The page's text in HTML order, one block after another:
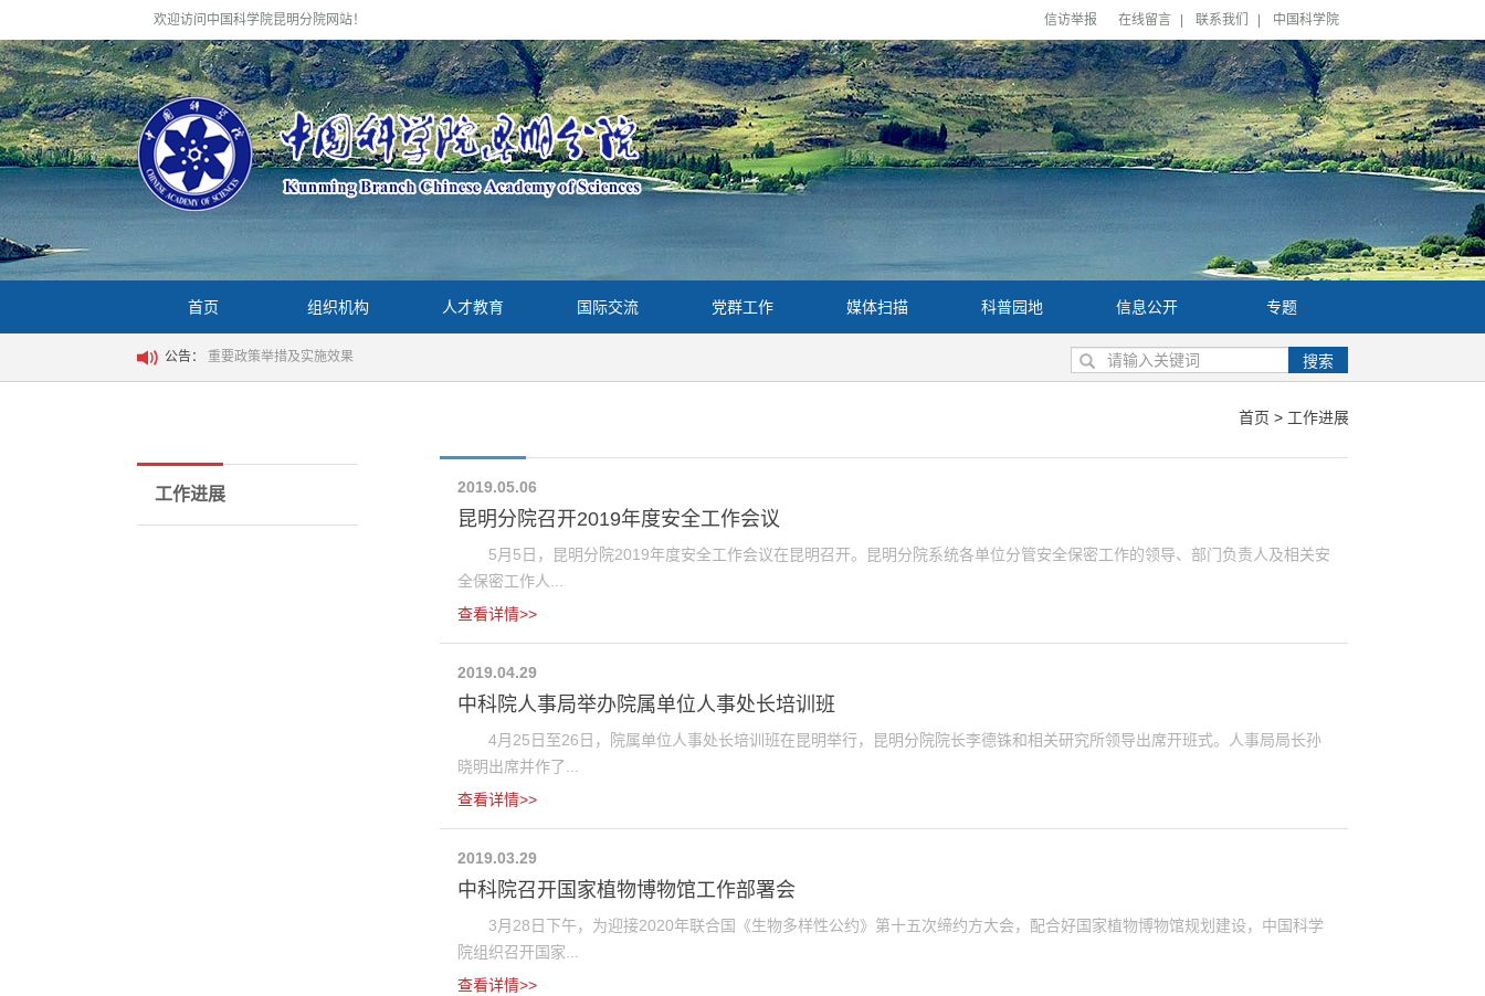
欢迎访问中国科学院昆明分院网站！ 信访举报 在线留言 联系我们 中国科学院
首页 组织机构 人才教育 国际交流 党群工作 媒体扫描 科普园地 信息公开 专题
公告： 重要政策举措及实施效果 搜索
首页 > 工作进展
工作进展 2019.05.06
昆明分院召开2019年度安全工作会议
5月5日，昆明分院2019年度安全工作会议在昆明召开。昆明分院系统各单位分管安全保密工作的领导、部门负责人及相关安
全保密工作人...
查看详情>>
2019.04.29
中科院人事局举办院属单位人事处长培训班
4月25日至26日，院属单位人事处长培训班在昆明举行，昆明分院院长李德铢和相关研究所领导出席开班式。人事局局长孙
晓明出席并作了...
查看详情>>
2019.03.29
中科院召开国家植物博物馆工作部署会
3月28日下午，为迎接2020年联合国《生物多样性公约》第十五次缔约方大会，配合好国家植物博物馆规划建设，中国科学
院组织召开国家...
查看详情>>